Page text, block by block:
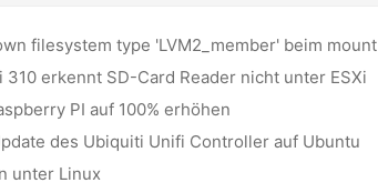
filesystem type 'LVM2_member' beim mount
310 erkennt SD-Card Reader nicht unter ESXi
PI auf 100% erhöhen
des Ubiquiti Unifi Controller auf Ubuntu
unter Linux